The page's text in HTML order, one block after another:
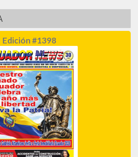
Edición #1398